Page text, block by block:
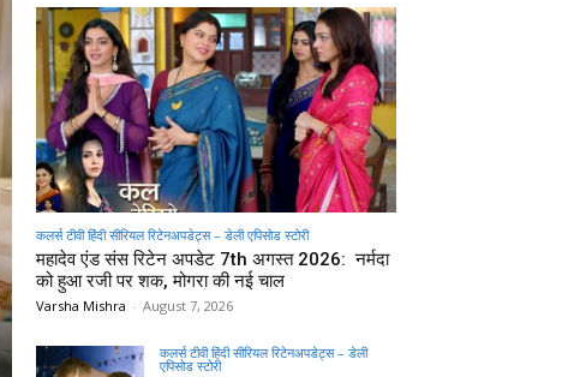
कलर्स टीवी हिंदी सीरियल रिटेनअपडेट्स – डेली एपिसोड स्टोरी
महादेव एंड संस रिटेन अपडेट 7th अगस्त 2026: नर्मदा
को हुआ रजी पर शक, मोगरा की नई चाल
Varsha Mishra - August 7, 2026
कलर्स टीवी हिंदी सीरियल रिटेनअपडेट्स – डेली
एपिसोड स्टोरी